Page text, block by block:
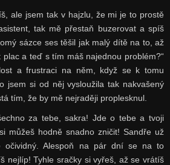
ale jsem tak v hajzlu, že mi je to prostě
tak mě přestaň buzerovat a spíš
sázce ses těšil jak malý dítě na to, až
a teď s tím máš najednou problém?“
a frustraci na něm, když se k tomu
jsem si od něj vysloužila tak nakvašený
tím, že by mě nejraději proplesknul.
za tebe, sakra! Jde o tebe a tvoji
můžeš hodně snadno zničit! Sandře už
očividný. Alespoň na pár dní se na to
nejlíp! Tyhle sračky si vyřeš, až se vrátíš